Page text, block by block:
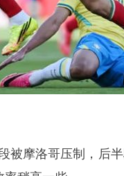
被摩洛哥压制，后